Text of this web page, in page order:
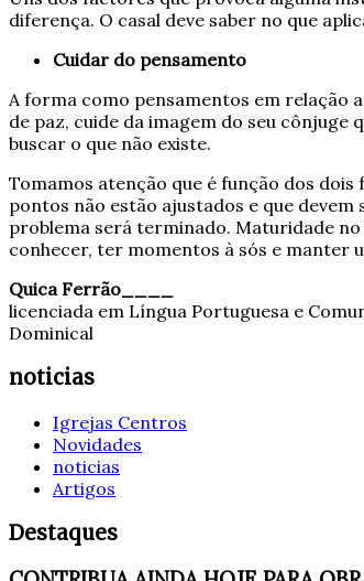
diferença. O casal deve saber no que
Cuidar do pensamento
A forma como pensamentos em relação
de paz, cuide da imagem do seu
buscar o que não existe.
Tomamos atenção que é função dos
pontos não estão ajustados e que
problema será terminado. Maturidade
conhecer, ter momentos à sós e manter
Quica Ferrão____
licenciada em Língua Portuguesa e
Dominical
noticias
Igrejas Centros
Novidades
noticias
Artigos
Destaques